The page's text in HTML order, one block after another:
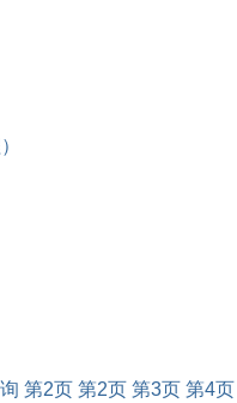
第2页 第2页 第3页 第4页